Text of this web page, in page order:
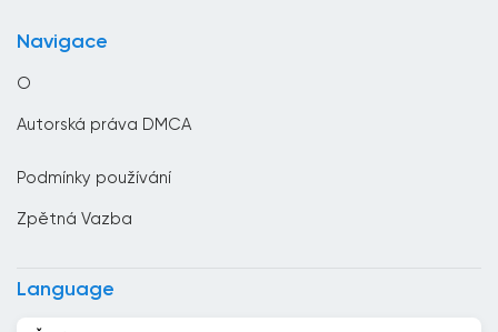
Čínská republika
Dánsko
Navigace
O
Autorská práva DMCA
Podmínky používání
Zpětná Vazba
Language